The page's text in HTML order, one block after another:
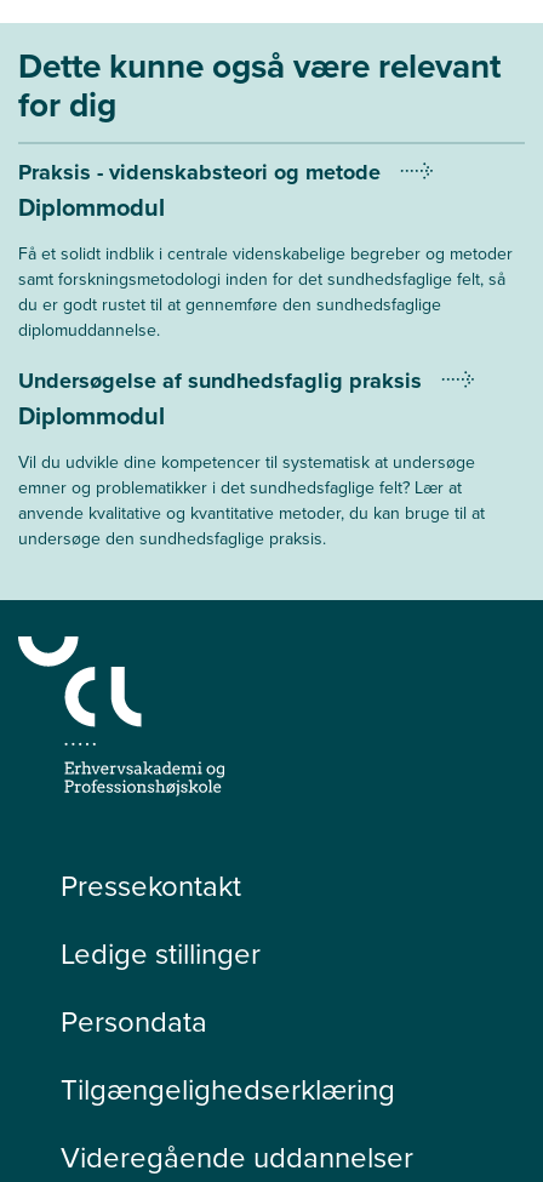
Dette kunne også være relevant
for dig
Praksis - videnskabsteori og metode
Diplommodul
Få et solidt indblik i centrale videnskabelige begreber og metoder
samt forskningsmetodologi inden for det sundhedsfaglige felt, så
du er godt rustet til at gennemføre den sundhedsfaglige
diplomuddannelse.
Undersøgelse af sundhedsfaglig praksis
Diplommodul
Vil du udvikle dine kompetencer til systematisk at undersøge
emner og problematikker i det sundhedsfaglige felt? Lær at
anvende kvalitative og kvantitative metoder, du kan bruge til at
undersøge den sundhedsfaglige praksis.
Pressekontakt
Ledige stillinger
Persondata
Tilgængelighedserklæring
Videregående uddannelser